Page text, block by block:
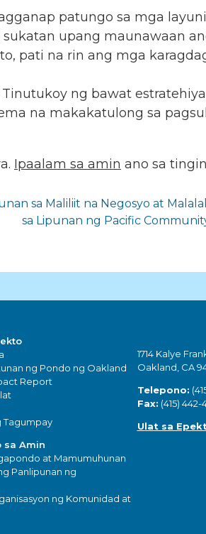
patungo sa mga
upang maunawaan
pati na rin ang mga
ng bawat
na makakatulong sa
Ipaalam sa amin ano sa
sa Maliliit na Negosyo at
sa Lipunan ng Pacific
ng Pondo ng Oakland
Report
Tagumpay
sa Amin
at Mamumuhunan
Panlipunan ng
ng Komunidad at
1714 Kalye
Oakland, CA
Telepono:
Fax: (415) 442-
Ulat sa